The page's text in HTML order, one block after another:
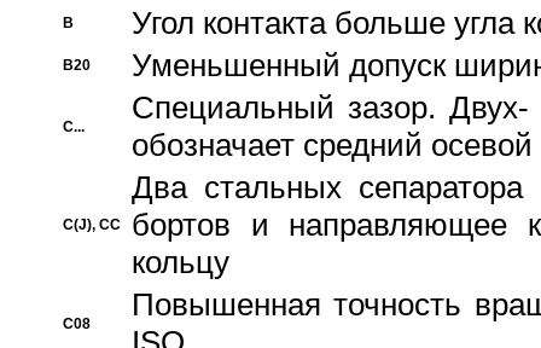
B Угол контакта больше угла
B20 Уменьшенный допуск
C...
Специальный зазор.
обозначает средний
C(J), CC
Два стальных сепаратора
бортов и направляющее
кольцу
C08
Повышенная точность